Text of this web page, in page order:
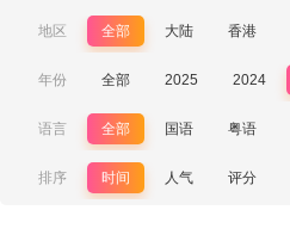
地区 全部 大陆 香港
年份 全部 2025 2024
语言 全部 国语 粤语
排序 时间 人气 评分